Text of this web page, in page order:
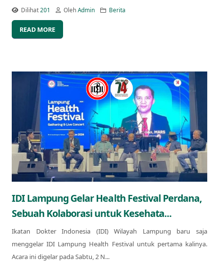
Dilihat201 OlehAdmin Berita
READ MORE
IDI Lampung Gelar Health Festival Perdana,
Sebuah Kolaborasi untuk Kesehata...
Ikatan Dokter Indonesia (IDI) Wilayah Lampung baru saja
menggelar IDI Lampung Health Festival untuk pertama kalinya.
Acara ini digelar pada Sabtu, 2 N...